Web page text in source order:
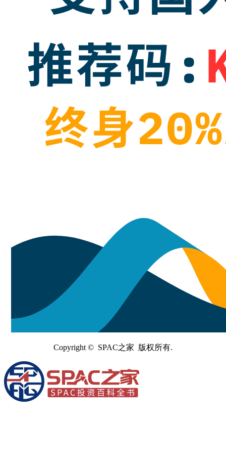
Copyright © SPAC之家 版权所有.